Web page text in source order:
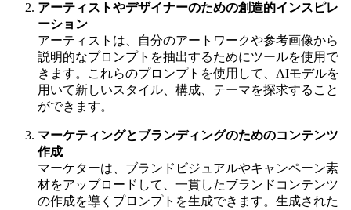
アーティストやデザイナーのための創造的インスピレ
ーション
アーティストは、自分のアートワークや参考画像から
説明的なプロンプトを抽出するためにツールを使用で
きます。これらのプロンプトを使用して、AIモデルを
用いて新しいスタイル、構成、テーマを探求すること
ができます。
マーケティングとブランディングのためのコンテンツ
作成
マーケターは、ブランドビジュアルやキャンペーン素
材をアップロードして、一貫したブランドコンテンツ
の作成を導くプロンプトを生成できます。生成された